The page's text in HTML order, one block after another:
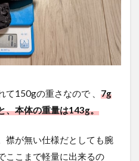
150gの重さなので 、 7g
、本体の重量は143g。
襟が無い仕様だとしても腕
ここまで軽量に出来るの